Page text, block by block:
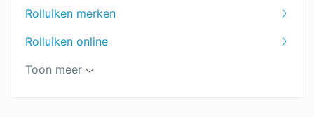
Rolluiken merken
Rolluiken online
Slimme rolluiken
Rolluiken in Enschede
Toon meer